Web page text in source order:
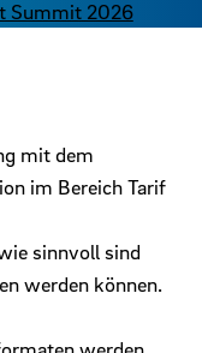
Summit 2026
mit dem
im Bereich Tarif
sinnvoll sind
werden können.